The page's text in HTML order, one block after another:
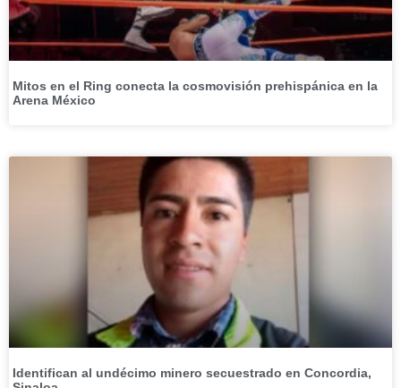
Mitos en el Ring conecta la cosmovisión prehispánica en la
Arena México
Identifican al undécimo minero secuestrado en Concordia,